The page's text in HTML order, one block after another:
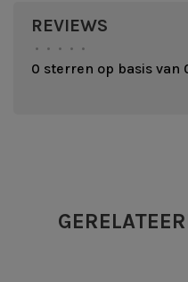
REVIEWS
• • • • •
0 sterren op basis van